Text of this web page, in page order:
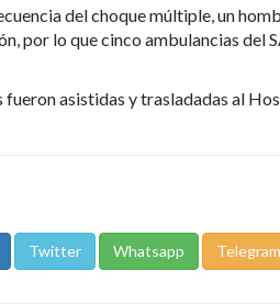
del choque múltiple, un
por lo que cinco ambulancias del
fueron asistidas y trasladadas al
Twitter Whatsapp Telegram